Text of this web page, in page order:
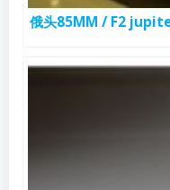
俄头85MM / F2